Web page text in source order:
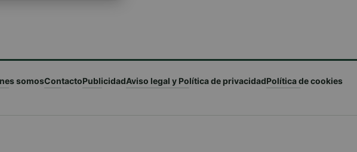
somosContactoPublicidadAviso legal y Política de privacidadPolítica de cookies